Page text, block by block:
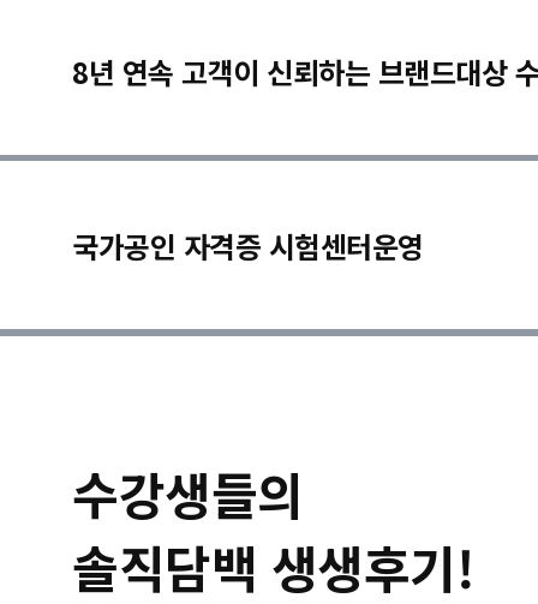
8년 연속 고객이 신뢰하는 브랜드대상
국가공인 자격증 시험센터운영
수강생들의
솔직담백 생생후기!